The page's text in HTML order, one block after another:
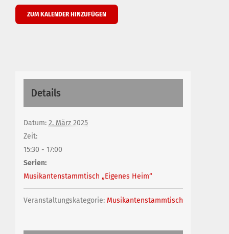
ZUM KALENDER HINZUFÜGEN
Details
Datum: 2. März 2025
Zeit:
15:30 - 17:00
Serien:
Musikantenstammtisch „Eigenes Heim“
Veranstaltungskategorie: Musikantenstammtisch